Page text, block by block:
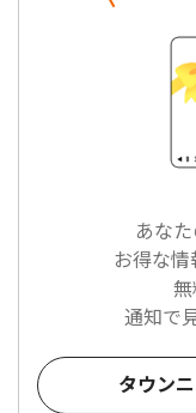
あな
お得な情
無
通知で
タウン